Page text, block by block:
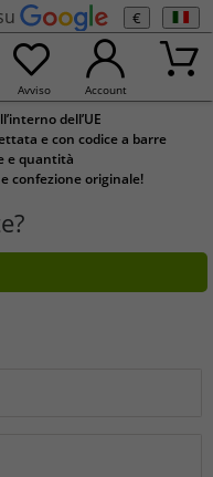
€
Avviso Account
dell’UE
e con codice a barre
e quantità
confezione originale!